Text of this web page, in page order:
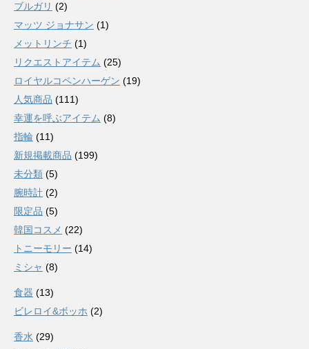
ブルガリ (2)
マッツ ジョナサン (1)
メットリンチ (1)
リクエストアイテム (25)
ロイヤルコペンハーゲン (19)
人気商品 (111)
幸運を呼ぶアイテム (8)
指輪 (11)
新規掲載商品 (199)
未分類 (5)
腕時計 (2)
限定品 (5)
韓国コスメ (22)
トニーモリー (14)
ミシャ (8)
食器 (13)
ビレロイ&ボッホ (2)
香水 (29)